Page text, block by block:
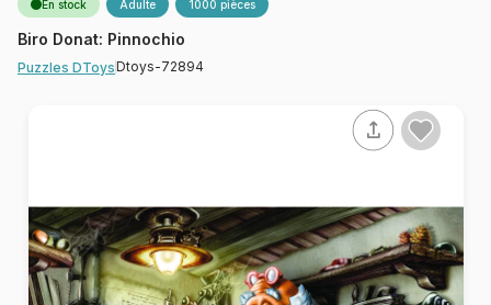
En stock Adulte 1000 pièces
Biro Donat: Pinnochio
Puzzles DToysDtoys-72894